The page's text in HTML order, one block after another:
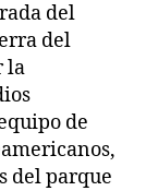
del
del
la
de
del parque